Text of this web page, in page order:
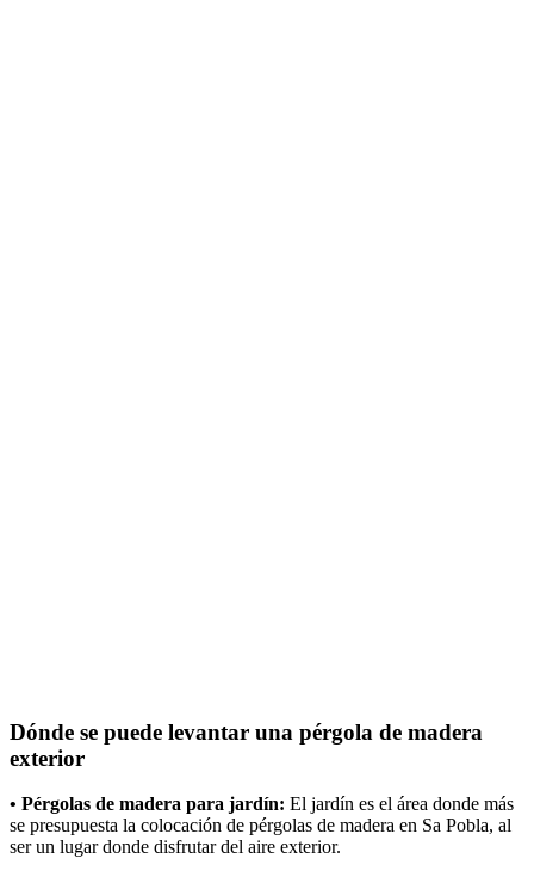
Dónde se puede levantar una pérgola de madera
exterior
• Pérgolas de madera para jardín: El jardín es el área donde más
se presupuesta la colocación de pérgolas de madera en Sa Pobla, al
ser un lugar donde disfrutar del aire exterior.